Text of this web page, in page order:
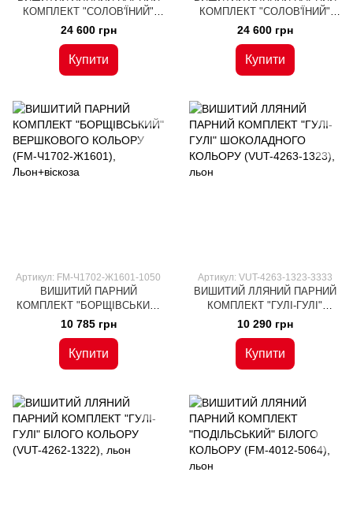
КОМПЛЕКТ "СОЛОВ'ЇНИЙ"
БЛАКИТНОГО КОЛЬОРУ (FM-
4017-5095), льон
24 600 грн
Купити
КОМПЛЕКТ "СОЛОВ'ЇНИЙ"
ЧОРНОГО КОЛЬОРУ (FM-
4019-5096), льон
24 600 грн
Купити
Артикул: FM-Ч1702-Ж1601-1050
ВИШИТИЙ ПАРНИЙ
КОМПЛЕКТ "БОРЩІВСЬКИЙ"
ВЕРШКОВОГО КОЛЬОРУ (FM-
Ч1702-Ж1601), Льон+віскоза
10 785 грн
Купити
Артикул: VUT-4263-1323-3333
ВИШИТИЙ ЛЛЯНИЙ ПАРНИЙ
КОМПЛЕКТ "ГУЛІ-ГУЛІ"
ШОКОЛАДНОГО КОЛЬОРУ
(VUT-4263-1323), льон
10 290 грн
Купити